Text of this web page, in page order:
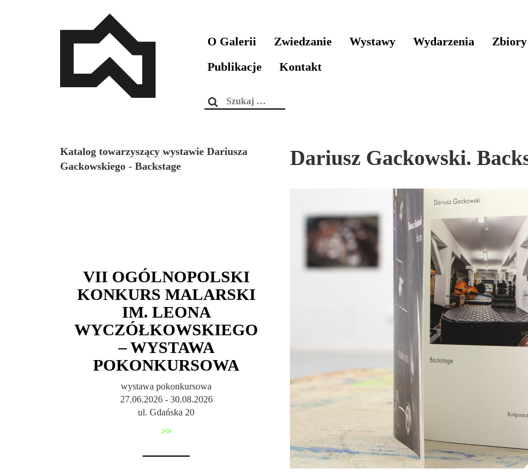
O Galerii Zwiedzanie Wystawy Wydarzenia
Zbiory
Publikacje
Kontakt
Szukaj:
Katalog towarzyszący wystawie Dariusza
Gackowskiego - Backstage
VII OGÓLNOPOLSKI
KONKURS MALARSKI
IM. LEONA
WYCZÓŁKOWSKIEGO
– WYSTAWA
POKONKURSOWA
wystawa pokonkursowa
27.06.2026 - 30.08.2026
ul. Gdańska 20
>>
Dariusz Gackowski.